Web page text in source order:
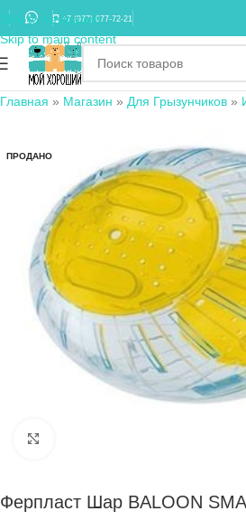
Skip to navigation
Skip to main content
+7 (977) 677-72-21
Главная » Магазин » Для Грызунчиков »
ПРОДАНО
Ферпласт Шар BALOON